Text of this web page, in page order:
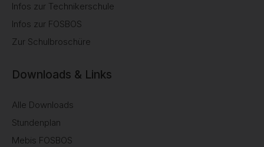
Infos zur Technikerschule
Infos zur FOSBOS
Zur Schulbroschüre
Downloads & Links
Alle Downloads
Stundenplan
Mebis FOSBOS